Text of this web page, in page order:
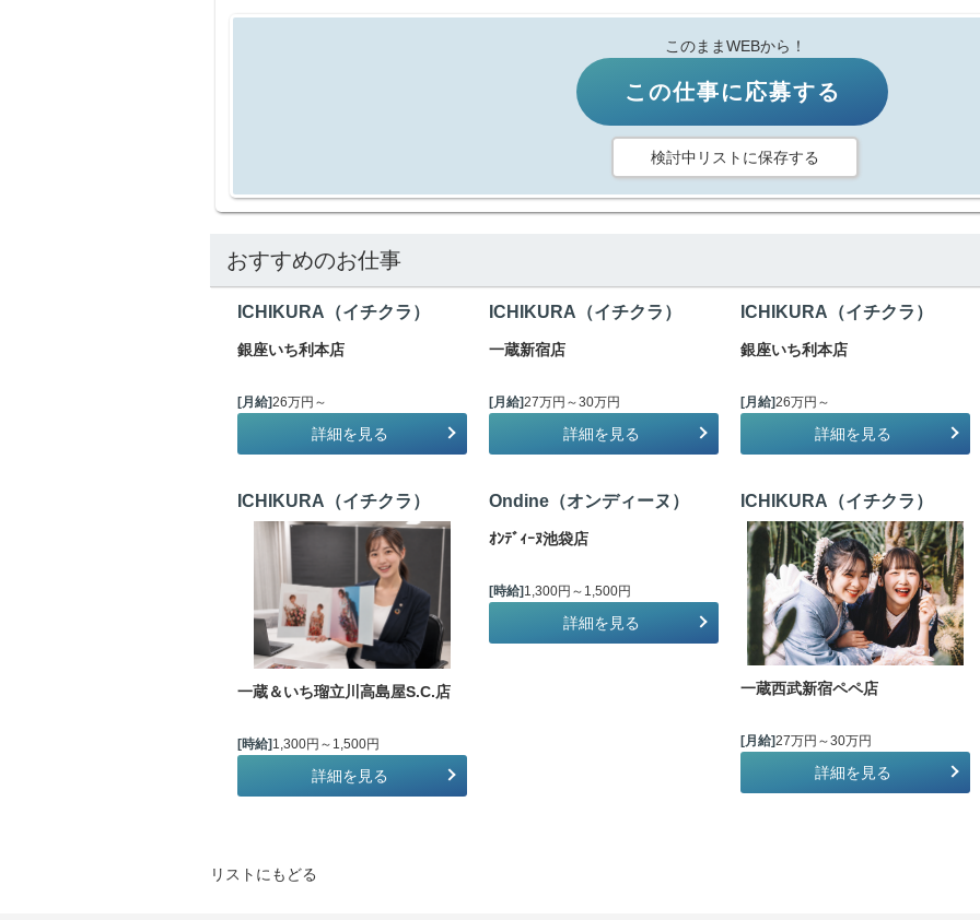
このままWEBから！
この仕事に応募する
検討中リストに保存する
おすすめのお仕事
ICHIKURA（イチクラ）
銀座いち利本店
[月給]26万円～
詳細を見る
ICHIKURA（イチクラ）
一蔵新宿店
[月給]27万円～30万円
詳細を見る
ICHIKURA（イチクラ）
銀座いち利本店
[月給]26万円～
詳細を見る
ICHIKURA（イチクラ）
一蔵＆いち瑠立川高島屋S.C.店
[時給]1,300円～1,500円
詳細を見る
Ondine（オンディーヌ）
ｵﾝﾃﾞｨｰﾇ池袋店
[時給]1,300円～1,500円
詳細を見る
ICHIKURA（イチクラ）
一蔵西武新宿ペペ店
[月給]27万円～30万円
詳細を見る
リストにもどる